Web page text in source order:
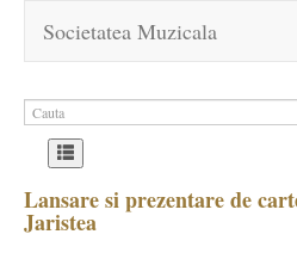
Societatea Muzicala
Lansare si prezentare de
Jaristea